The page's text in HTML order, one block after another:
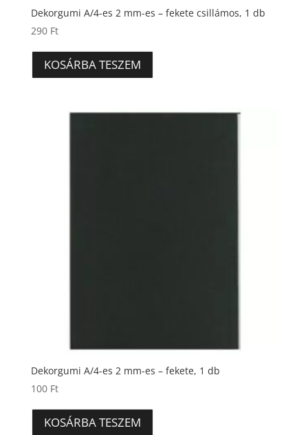
Dekorgumi A/4-es 2 mm-es – fekete csillámos, 1 db
290 Ft
KOSÁRBA TESZEM
Dekorgumi A/4-es 2 mm-es – fekete, 1 db
100 Ft
KOSÁRBA TESZEM